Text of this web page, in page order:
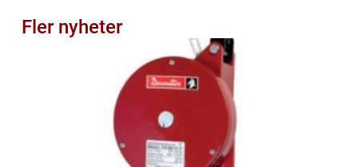
Fler nyheter